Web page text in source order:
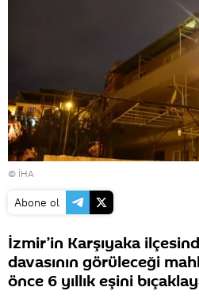
© İHA
Abone ol
İzmir’in Karşıyaka
davasının görüleceği
önce 6 yıllık eşini